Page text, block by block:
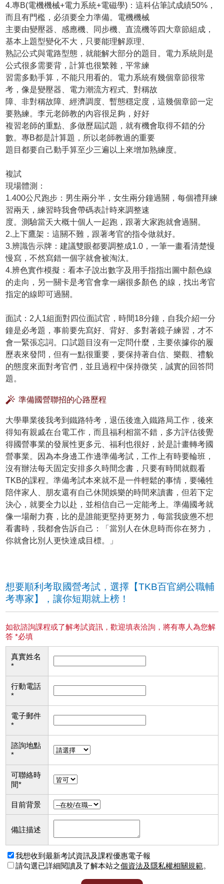
4.專B(電機機械+電力系統+電磁學)：這科佔筆試成績50%，
而且有門檻，必須要全力準備。電機機械
主要由變壓器、感應機、同步機、直流機等四大章節組成，
基本上題型變化不大，只要能理解原理、
熟記公式與電路型態，就能解大部分的題目。電力系統則是
公式很多需要背，計算也很繁雜，平常練
習需多動手算，不能只用看的。電力系統有幾個章節很常
考，像是變壓器、電力潮流方程式、對稱故
障、非對稱故障、經濟調度、暫態穩定度，這幾個章節一定
要熟練。李元老師教的內容很足夠，好好
複習老師的重點、多做歷屆試題，就有機會取得不錯的分
數。專B都是計算題，所以老師教過的重要
題目都要自己動手算至少三遍以上來增加熟練度。
複試
現場體測：
1.400公尺跑步：男生兩分半，女生兩分鐘過關，每個禮拜練
習兩天，練習時我會帶碼表計時來調整速
度。測驗當天大概十個人一起跑，跟著大家跑就會過關。
2.上下鷹架：這關不難，跟著考官的指令做就好。
3.辨識告示牌：建議雙眼都要調整成1.0，一筆一畫看清楚慢
慢寫，不然寫錯一個字就會被淘汰。
4.辨色實作模擬：看本子說出數字及用手指指出圖中顏色線
的走向，另一關卡是考官會拿一綑很多顏色 的線，找出考官
指定的線即可過關。
面試：2人1組面對四位面試官，時間18分鐘，自我介紹一分
鐘是必考題，事前要先寫好、背好、多對著鏡子練習，才不
會一緊張忘詞。口試題目沒有一定問什麼，主要依據你的履
歷表來發問，但有一點很重要，要保持著自信、樂觀、禮貌
的態度來面對考官們，並且過程中保持微笑，誠實的回答問
題。
準備國營聯招的心路歷程
大學畢業後我考到鐵路特考，退伍後進入鐵路局工作，後來
得知有親戚在台電工作，而且福利相當不錯，多方評估後覺
得國營事業的發展性更多元、福利也很好，於是計畫轉考國
營事業。因為本身邊工作邊準備考試，工作上有時要輪班，
沒有辦法每天固定安排多久時間念書，只要有時間就觀看
TKB的課程。準備考試本來就不是一件輕鬆的事情，要犧牲
陪伴家人、朋友還有自己休閒娛樂的時間來讀書，但若下定
決心，就要全力以赴，並相信自己一定能考上。準備國考就
像一場耐力賽，比的是誰能更堅持更努力，每當我疲憊不想
看書時，我都會告訴自己：「當別人在休息時而你在努力，
你就會比別人更快達成目標。」
想要順利考取國營考試，選擇【TKB百官網公職輔
考專家】，讓你短期就上榜！